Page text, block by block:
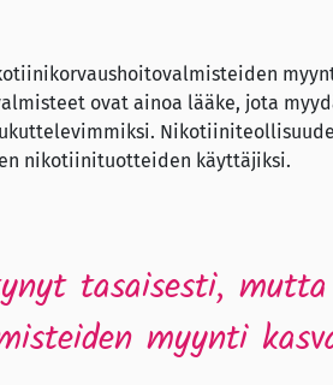
ovat ainoa lääke, jota
nikotiinituotteiden käyttäjiksi.
tasaisesti, mutta
myynti